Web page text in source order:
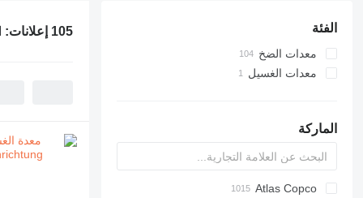
الفئة
معدات الضخ
المضخة الصناعية
مضخات كيميائية
معدات الغسيل
الماركة
PDS
APD
AB
Ensis
VZ
AG3
Atlas Copco
105 إعلانات: